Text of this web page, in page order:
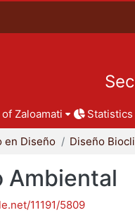
of Zaloamati Statistics
en Diseño Diseño
Ambiental
11191/5809